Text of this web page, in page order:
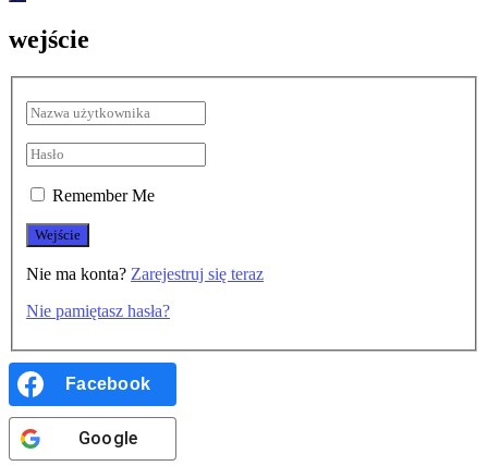
wejście
Remember Me
Nie ma konta? Zarejestruj się teraz
Nie pamiętasz hasła?
Facebook
Google